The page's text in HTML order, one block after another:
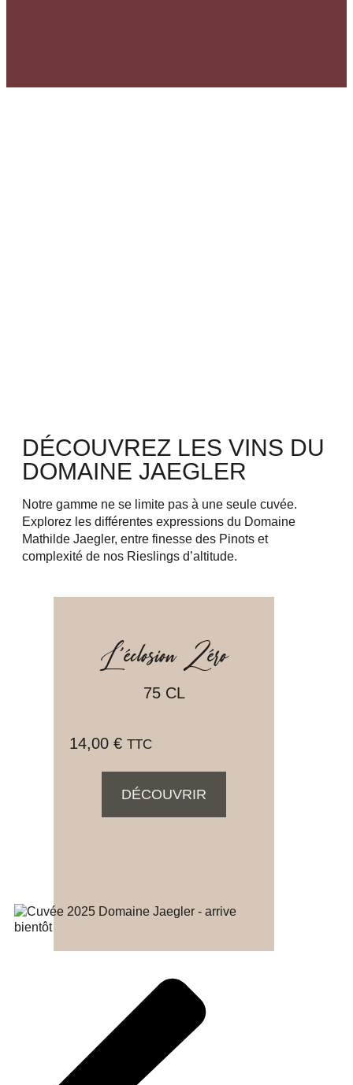
DÉCOUVREZ LES VINS DU
DOMAINE JAEGLER
Notre gamme ne se limite pas à une seule cuvée.
Explorez les différentes expressions du Domaine
Mathilde Jaegler, entre finesse des Pinots et
complexité de nos Rieslings d’altitude.
L’éclosion Zéro
75 CL
14,00 € TTC
DÉCOUVRIR